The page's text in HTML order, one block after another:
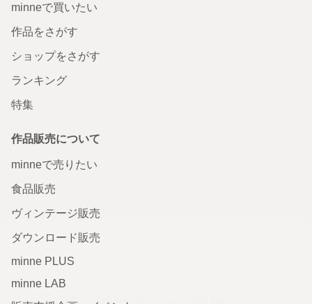
minneで買いたい
作品をさがす
ショップをさがす
ランキング
特集
作品販売について
minneで売りたい
食品販売
ヴィンテージ販売
ダウンロード販売
minne PLUS
minne LAB